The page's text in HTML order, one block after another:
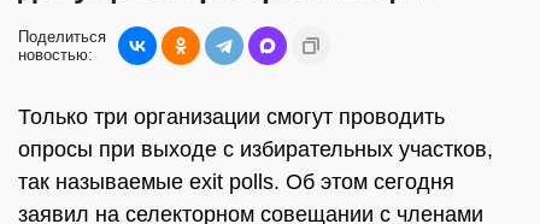
Поделиться
новостью:
Только три организации смогут проводить
опросы при выходе с избирательных участков,
так называемые exit polls. Об этом сегодня
заявил на селекторном совещании с членами